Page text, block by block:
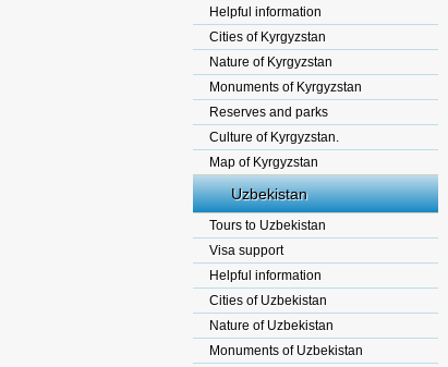
Helpful information
Cities of Kyrgyzstan
Nature of Kyrgyzstan
Monuments of Kyrgyzstan
Reserves and parks
Culture of Kyrgyzstan.
Map of Kyrgyzstan
Uzbekistan
Tours to Uzbekistan
Visa support
Helpful information
Cities of Uzbekistan
Nature of Uzbekistan
Monuments of Uzbekistan